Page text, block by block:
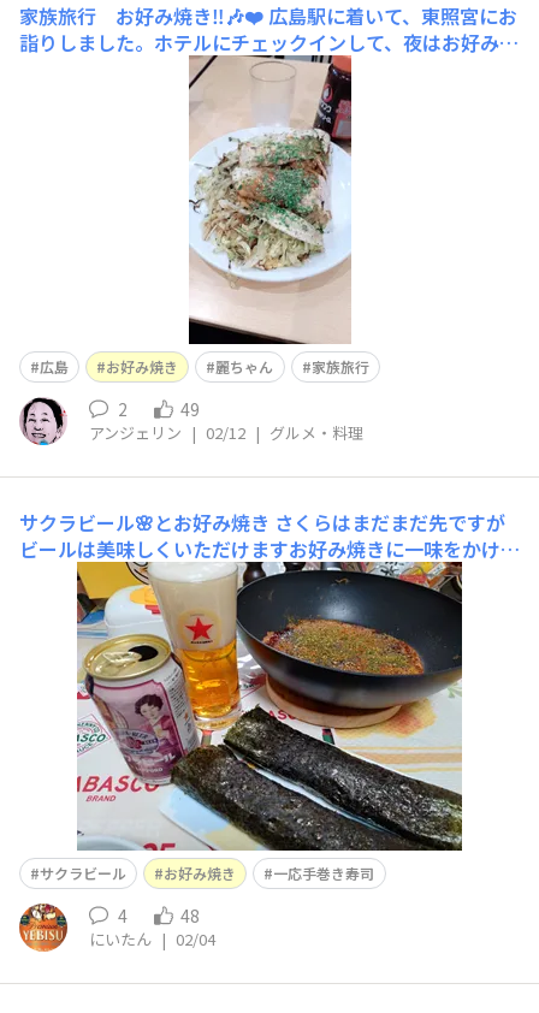
家族旅行 お好み焼き‼️🎶❤️ 広島駅に着いて、東照宮にお
詣りしました。ホテルにチェックインして、夜はお好み焼
きを食べました。どこのお店も行列でした。麗ちゃんの店
で牡蠣のお好み焼きと広島生レモンサワー🍋を食べまし
た。お腹いっぱい。ごちそうさま🥰‼️
広島 お好み焼き 麗ちゃん 家族旅行
2 49
アンジェリン | 02/12 | グルメ・料理
サクラビール🌸とお好み焼き さくらはまだまだ先ですが
ビールは美味しくいただけますお好み焼きに一味をかけて
ピリ辛にしてみるとまたおいしいですね
サクラビール お好み焼き 一応手巻き寿司
4 48
にいたん | 02/04